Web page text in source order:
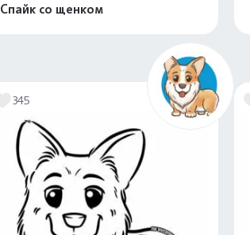
Спайк со щенком
Распечатать и скачать
345